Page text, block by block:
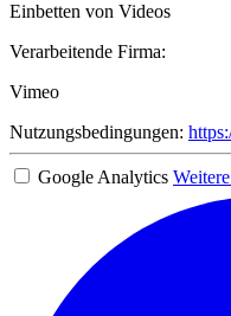
Einbetten von Videos
Verarbeitende Firma:
Vimeo
Nutzungsbedingungen:
Google Analytics